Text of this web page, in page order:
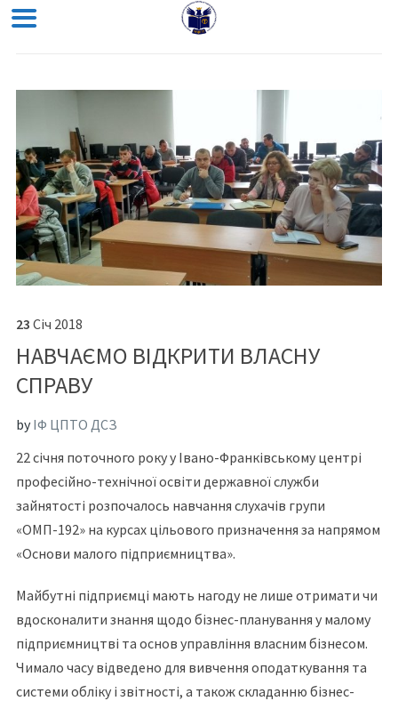
23 Січ 2018
НАВЧАЄМО ВІДКРИТИ ВЛАСНУ
СПРАВУ
byІФ ЦПТО ДСЗ
22 січня поточного року у Івано-Франківському центрі
професійно-технічної освіти державної служби
зайнятості розпочалось навчання слухачів групи
«ОМП-192» на курсах цільового призначення за напрямом
«Основи малого підприємництва».
Майбутні підприємці мають нагоду не лише отримати чи
вдосконалити знання щодо бізнес-планування у малому
підприємництві та основ управління власним бізнесом.
Чимало часу відведено для вивчення оподаткування та
системи обліку і звітності, а також складанню бізнес-